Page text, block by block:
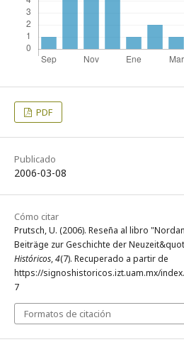
PDF
Publicado
2006-03-08
Cómo citar
Prutsch, U. (2006). Reseña al libro
Beiträge zur Geschichte der
Históricos,4(7). Recuperado a partir de
https://signoshistoricos.izt.uam.mx/
7
Formatos de citación